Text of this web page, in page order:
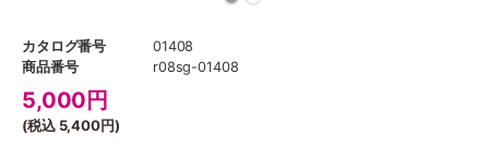
カタログ番号
01408
商品番号
r08sg-01408
5,000 円
(税込 5,400円)